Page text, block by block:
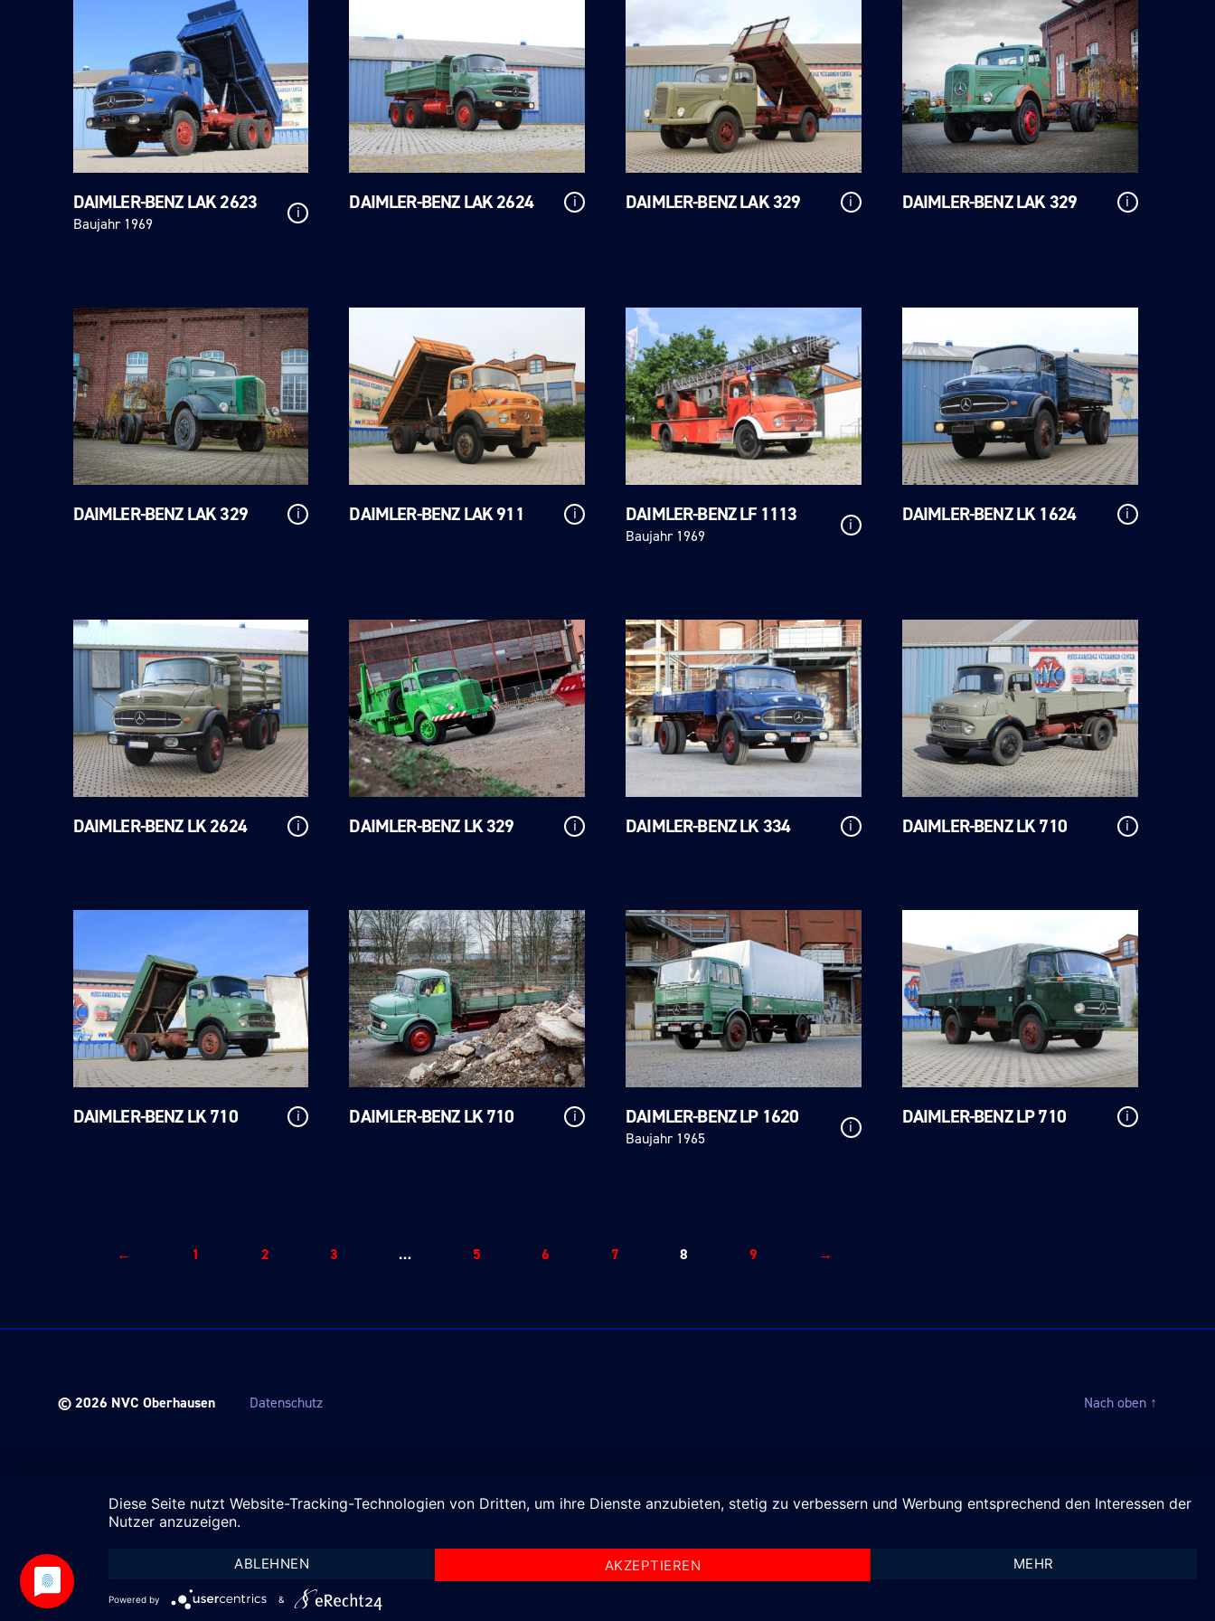
DAIMLER-BENZ LAK 2623
Baujahr 1969
i DAIMLER-BENZ LAK 2624 i DAIMLER-BENZ LAK 329 i DAIMLER-BENZ LAK 329 i
DAIMLER-BENZ LAK 329 i DAIMLER-BENZ LAK 911 i DAIMLER-BENZ LF 1113
Baujahr 1969
i DAIMLER-BENZ LK 1624 i
DAIMLER-BENZ LK 2624 i DAIMLER-BENZ LK 329 i DAIMLER-BENZ LK 334 i DAIMLER-BENZ LK 710 i
DAIMLER-BENZ LK 710 i DAIMLER-BENZ LK 710 i DAIMLER-BENZ LP 1620
Baujahr 1965
i DAIMLER-BENZ LP 710 i
← 1 2 3 … 5 6 7 8 9 →
© 2026 NVC Oberhausen Datenschutz Nach oben ↑
Diese Seite nutzt Website-Tracking-Technologien von Dritten, um ihre Dienste anzubieten, stetig zu verbessern und Werbung entsprechend den Interessen der
Nutzer anzuzeigen.
ABLEHNEN AKZEPTIEREN MEHR
Powered by &